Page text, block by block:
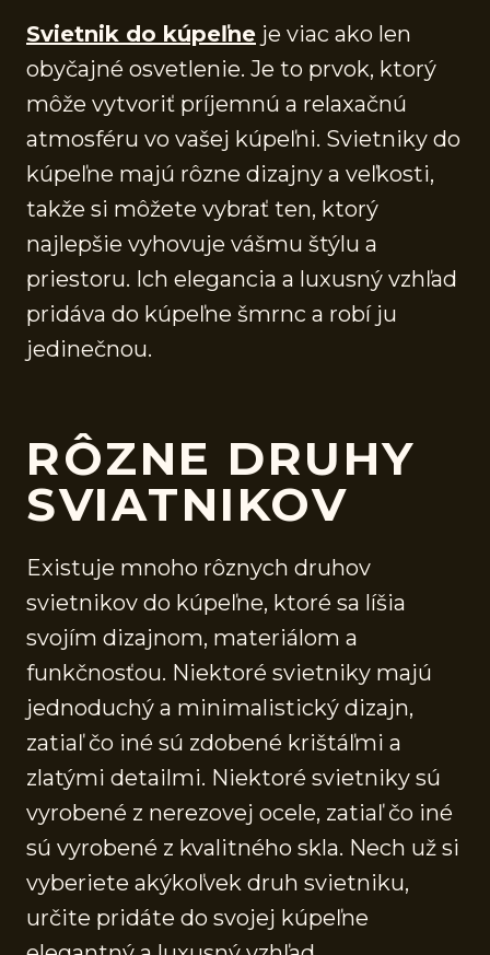
Svietnik do kúpeľne je viac ako len
obyčajné osvetlenie. Je to prvok, ktorý
môže vytvoriť príjemnú a relaxačnú
atmosféru vo vašej kúpeľni. Svietniky do
kúpeľne majú rôzne dizajny a veľkosti,
takže si môžete vybrať ten, ktorý
najlepšie vyhovuje vášmu štýlu a
priestoru. Ich elegancia a luxusný vzhľad
pridáva do kúpeľne šmrnc a robí ju
jedinečnou.
RÔZNE DRUHY
SVIATNIKOV
Existuje mnoho rôznych druhov
svietnikov do kúpeľne, ktoré sa líšia
svojím dizajnom, materiálom a
funkčnosťou. Niektoré svietniky majú
jednoduchý a minimalistický dizajn,
zatiaľ čo iné sú zdobené krištáľmi a
zlatými detailmi. Niektoré svietniky sú
vyrobené z nerezovej ocele, zatiaľ čo iné
sú vyrobené z kvalitného skla. Nech už si
vyberiete akýkoľvek druh svietniku,
určite pridáte do svojej kúpeľne